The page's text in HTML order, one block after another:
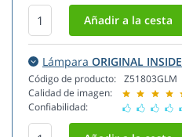
Lámpara ORIGINAL INSIDE
Código de producto:
Calidad de imagen:
Confiabilidad:
Z51803GLM